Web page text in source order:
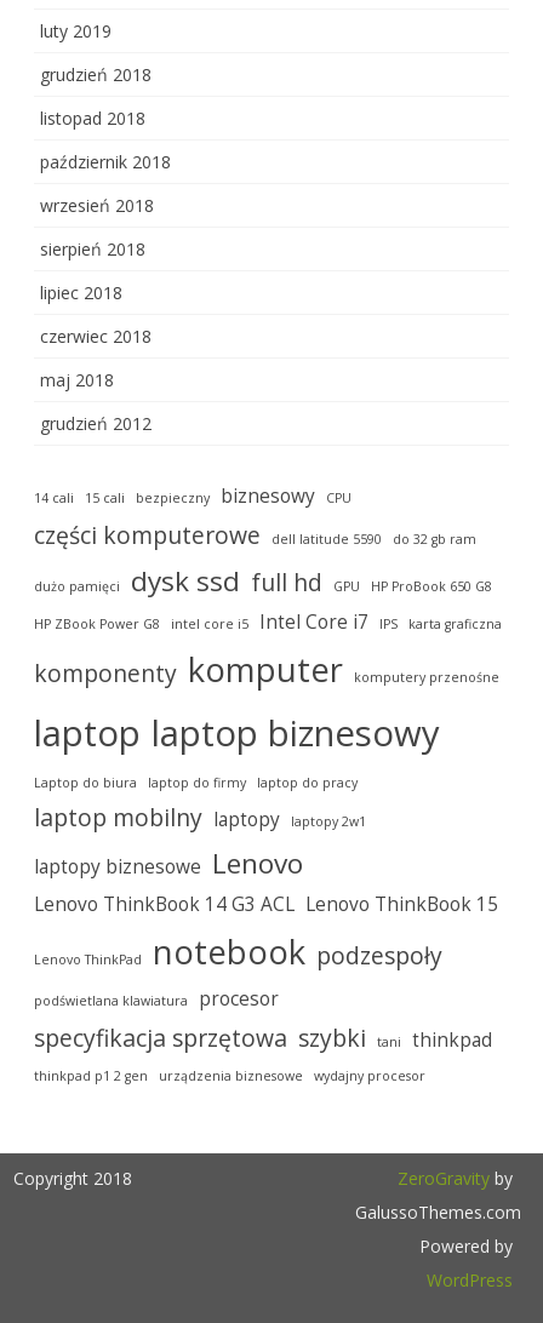
luty 2019
grudzień 2018
listopad 2018
październik 2018
wrzesień 2018
sierpień 2018
lipiec 2018
czerwiec 2018
maj 2018
grudzień 2012
14 cali 15 cali bezpieczny biznesowy CPU
części komputerowe dell latitude 5590 do 32 gb ram
dużo pamięci dysk ssd full hd GPU HP ProBook 650 G8
HP ZBook Power G8 intel core i5 Intel Core i7 IPS karta graficzna
komponenty komputer komputery przenośne
laptop laptop biznesowy
Laptop do biura laptop do firmy laptop do pracy
laptop mobilny laptopy laptopy 2w1
laptopy biznesowe Lenovo
Lenovo ThinkBook 14 G3 ACL Lenovo ThinkBook 15
Lenovo ThinkPad notebook podzespoły
podświetlana klawiatura procesor
specyfikacja sprzętowa szybki tani thinkpad
thinkpad p1 2 gen urządzenia biznesowe wydajny procesor
Copyright 2018 ZeroGravityby
GalussoThemes.com
Powered by
WordPress